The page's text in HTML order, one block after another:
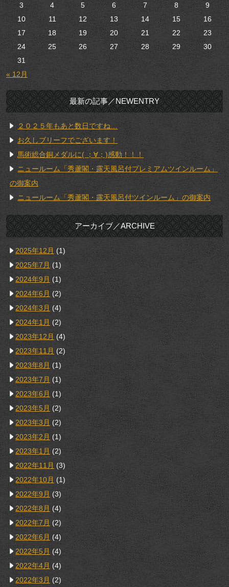
3 4 5 6 7 8
9
10
11 12 13 14 15
16
17
18 19 20 21 22
23
24
25 26 27 28 29
30
31
« 12月
最新の記事／NEWENTRY
２０２５年もあと数日ですね…
お久しブリーフでございます！
馬術総合銅メダルに( ；∀；)感動！！！
ニュールーム「秀蘆閣・露天風呂付プレミアムツインルーム」
の御案内
ニュールーム「秀蘆閣・露天風呂付ツインルーム」の御案内
アーカイブ／ARCHIVE
2025年12月 (1)
2025年7月 (1)
2024年9月 (1)
2024年6月 (2)
2024年3月 (4)
2024年1月 (2)
2023年12月 (4)
2023年11月 (2)
2023年8月 (1)
2023年7月 (1)
2023年6月 (1)
2023年5月 (2)
2023年3月 (2)
2023年2月 (1)
2023年1月 (2)
2022年11月 (3)
2022年10月 (1)
2022年9月 (3)
2022年8月 (4)
2022年7月 (2)
2022年6月 (4)
2022年5月 (4)
2022年4月 (4)
2022年3月 (2)